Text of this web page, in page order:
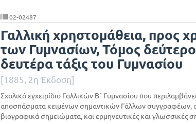
02-02487
Γαλλική χρηστομάθεια, προς
των Γυμνασίων, Τόμος
δευτέρα τάξις του Γυμνασίου
[1885, 2η Έκδοση]
Σχολικό εγχειρίδιο Γαλλικών B΄ Γυμνασίου που περιλαμβάνει
αποσπάσματα κειμένων σημαντικών Γάλλων συγγραφέων,
βιογραφικά σημειώματα, και ερμηνευτικές και γλωσσικές